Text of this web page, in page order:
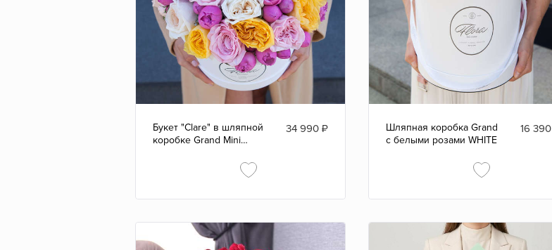
Букет "Clare" в шляпной
коробке Grand Mini
34 990₽
Шляпная коробка Grand
с белыми розами WHITE
16 390